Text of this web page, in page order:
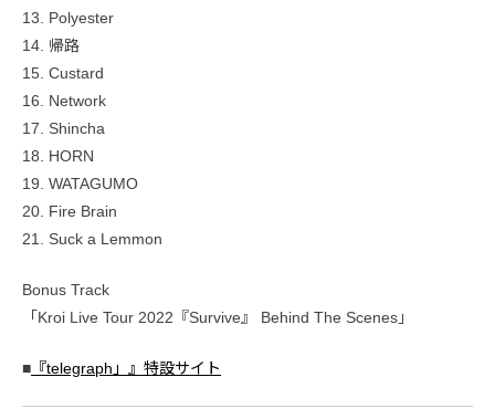
13. Polyester
14. 帰路
15. Custard
16. Network
17. Shincha
18. HORN
19. WATAGUMO
20. Fire Brain
21. Suck a Lemmon
Bonus Track
「Kroi Live Tour 2022『Survive』 Behind The Scenes」
■ 『telegraph」』特設サイト